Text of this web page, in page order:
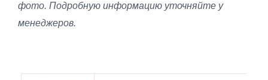
фото. Подробную информацию уточняйте у
менеджеров.